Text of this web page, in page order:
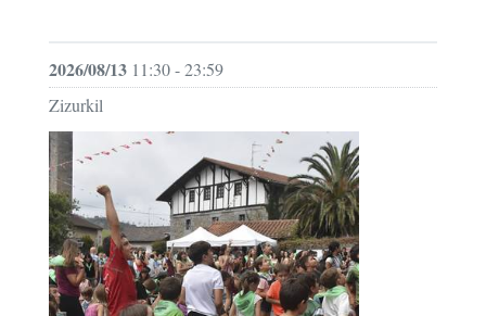
2026/08/13 11:30 - 23:59
Zizurkil